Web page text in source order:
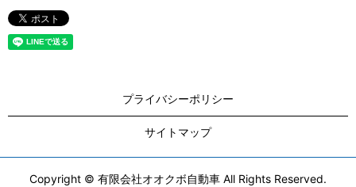
プライバシーポリシー
サイトマップ
Copyright © 有限会社オオクボ自動車 All Rights Reserved.